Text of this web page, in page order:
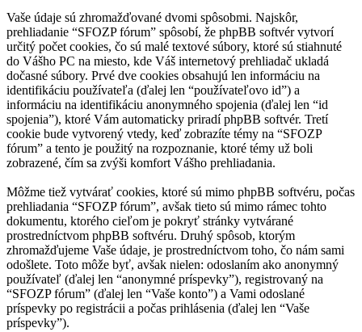
Vaše údaje sú zhromažďované dvomi spôsobmi. Najskôr,
prehliadanie “SFOZP fórum” spôsobí, že phpBB softvér vytvorí
určitý počet cookies, čo sú malé textové súbory, ktoré sú stiahnuté
do Vášho PC na miesto, kde Váš internetový prehliadač ukladá
dočasné súbory. Prvé dve cookies obsahujú len informáciu na
identifikáciu používateľa (ďalej len “používateľovo id”) a
informáciu na identifikáciu anonymného spojenia (ďalej len “id
spojenia”), ktoré Vám automaticky priradí phpBB softvér. Tretí
cookie bude vytvorený vtedy, keď zobrazíte témy na “SFOZP
fórum” a tento je použitý na rozpoznanie, ktoré témy už boli
zobrazené, čím sa zvýši komfort Vášho prehliadania.
Môžme tiež vytvárať cookies, ktoré sú mimo phpBB softvéru, počas
prehliadania “SFOZP fórum”, avšak tieto sú mimo rámec tohto
dokumentu, ktorého cieľom je pokryť stránky vytvárané
prostredníctvom phpBB softvéru. Druhý spôsob, ktorým
zhromažďujeme Vaše údaje, je prostredníctvom toho, čo nám sami
odošlete. Toto môže byť, avšak nielen: odoslaním ako anonymný
používateľ (ďalej len “anonymné príspevky”), registrovaný na
“SFOZP fórum” (ďalej len “Vaše konto”) a Vami odoslané
príspevky po registrácii a počas prihlásenia (ďalej len “Vaše
príspevky”).